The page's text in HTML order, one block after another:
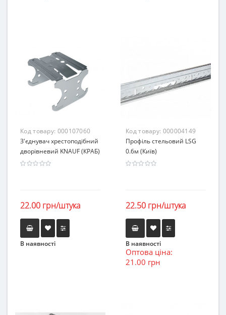
Код товару: 000107060
З'єднувач хрестоподібний
дворівневий KNAUF (КРАБ)
22.00 грн/штука
В наявності
Код товару: 000004149
Профіль стельовий LSG
0.6м (Київ)
22.50 грн/штука
В наявності
Оптова ціна:
21.00 грн